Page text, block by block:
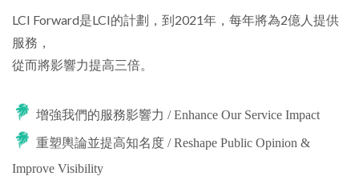
LCI Forward是LCI的計劃，到2021年，每年將為2億人提供
服務，
從而將影響力提高三倍。
增強我們的服務影響力 / Enhance Our Service Impact
重塑輿論並提高知名度 / Reshape Public Opinion &
Improve Visibility